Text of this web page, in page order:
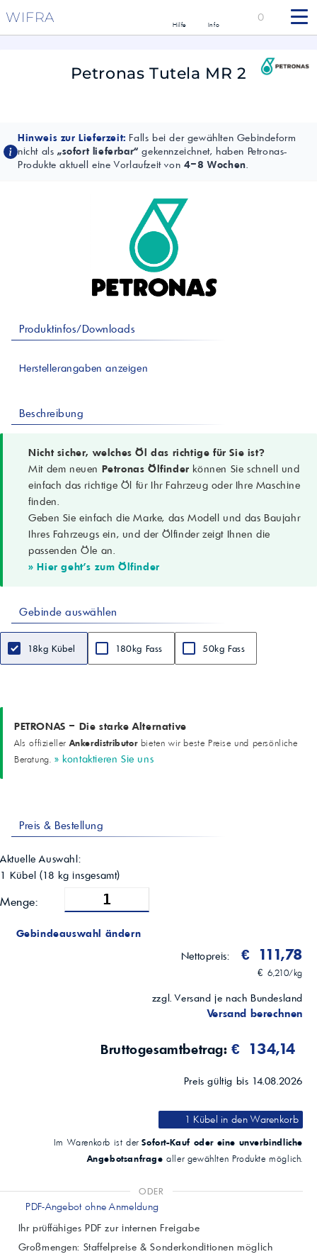
WIFRA Hilfe Info
0
Petronas Tutela MR 2
Hinweis zur Lieferzeit: Falls bei der gewählten Gebindeform
nicht als „sofort lieferbar“ gekennzeichnet, haben Petronas-
Produkte aktuell eine Vorlaufzeit von 4–8 Wochen.
Produktinfos/Downloads
Herstellerangaben anzeigen
Beschreibung
Nicht sicher, welches Öl das richtige für Sie ist?
Mit dem neuen Petronas Ölfinder können Sie schnell und
einfach das richtige Öl für Ihr Fahrzeug oder Ihre Maschine
finden.
Geben Sie einfach die Marke, das Modell und das Baujahr
Ihres Fahrzeugs ein, und der Ölfinder zeigt Ihnen die
passenden Öle an.
» Hier geht's zum Ölfinder
Gebinde auswählen
18kg Kübel 180kg Fass 50kg Fass
PETRONAS – Die starke Alternative
Als offiziellerAnkerdistributorbieten wir beste Preise und persönliche
Beratung. » kontaktieren Sie uns
Preis & Bestellung
Aktuelle Auswahl:
1 Kübel (18 kg insgesamt)
Menge:
Gebindeauswahl ändern
Nettopreis:
€ 111,78
€ 6,210/kg
zzgl. Versand je nach Bundesland
Versand berechnen
Bruttogesamtbetrag:€ 134,14
Preis gültig bis 14.08.2026
1 Kübel in den Warenkorb
Im Warenkorb ist derSofort-Kauf oder eine unverbindliche
Angebotsanfrage aller gewählten Produkte möglich.
ODER
PDF-Angebot ohne Anmeldung
Ihr prüffähiges PDF zur internen Freigabe
Großmengen: Staffelpreise & Sonderkonditionen möglich